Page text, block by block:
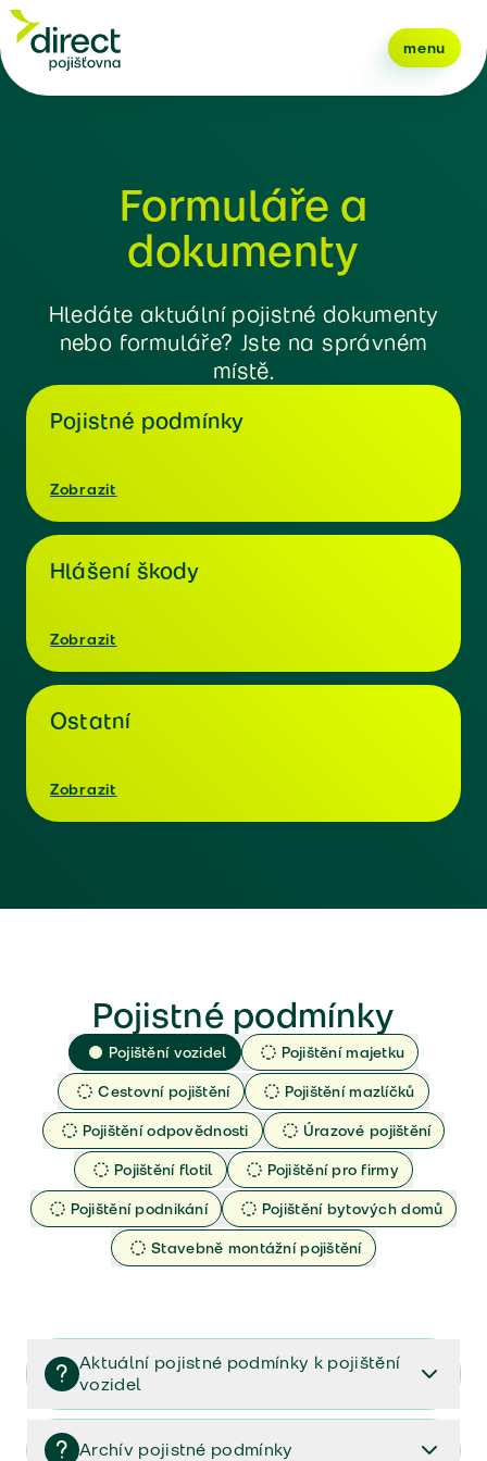
menu
Formuláře a
dokumenty
Hledáte aktuální pojistné dokumenty
nebo formuláře? Jste na správném
místě.
Pojistné podmínky
Zobrazit
Hlášení škody
Zobrazit
Ostatní
Zobrazit
Pojistné podmínky
Pojištění vozidel
Pojištění majetku
Cestovní pojištění
Pojištění mazlíčků
Pojištění odpovědnosti
Úrazové pojištění
Pojištění flotil
Pojištění pro firmy
Pojištění podnikání
Pojištění bytových domů
Stavebně montážní pojištění
Aktuální pojistné podmínky k pojištění
vozidel
Pojištění vozidel/Pojistné podmínky a vše důležité ke
smlouvě (PDF)
Archív pojistné podmínky